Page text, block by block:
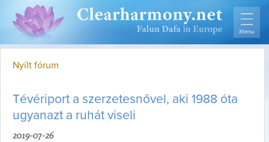
Nyílt fórum
Tévériport a szerzetesnővel, aki 1988 óta
ugyanazt a ruhát viseli
2019-07-26